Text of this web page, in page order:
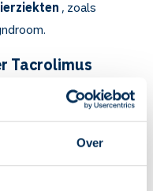
Over
, zoals
Tacrolimus
afweer tegen
half glas water.